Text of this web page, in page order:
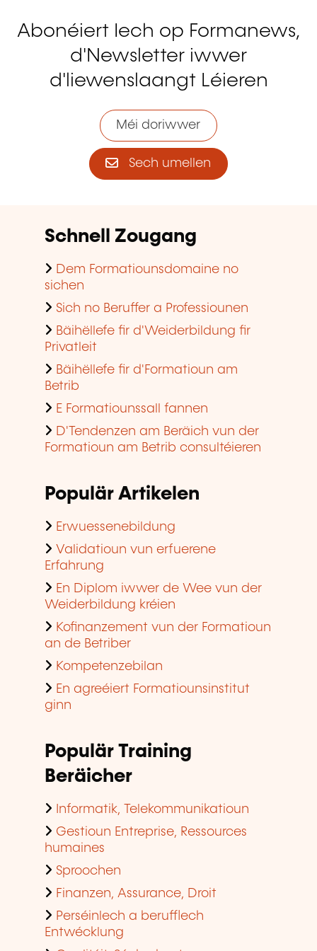
Abonéiert Iech op Formanews,
d'Newsletter iwwer
d'liewenslaangt Léieren
Méi doriwwer
Sech umellen
Schnell Zougang
Dem Formatiounsdomaine no
sichen
Sich no Beruffer a Professiounen
Bäihëllefe fir d'Weiderbildung fir
Privatleit
Bäihëllefe fir d'Formatioun am
Betrib
E Formatiounssall fannen
D'Tendenzen am Beräich vun der
Formatioun am Betrib consultéieren
Populär Artikelen
Erwuessenebildung
Validatioun vun erfuerene
Erfahrung
En Diplom iwwer de Wee vun der
Weiderbildung kréien
Kofinanzement vun der Formatioun
an de Betriber
Kompetenzebilan
En agreéiert Formatiounsinstitut
ginn
Populär Training
Beräicher
Informatik, Telekommunikatioun
Gestioun Entreprise, Ressources
humaines
Sproochen
Finanzen, Assurance, Droit
Perséinlech a berufflech
Entwécklung